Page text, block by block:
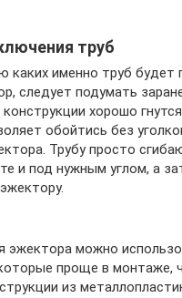
труб
именно труб будет
следует подумать
хорошо
обойтись без
Трубу просто
и под нужным углом, а
эжектора можно
проще в монтаже,
из